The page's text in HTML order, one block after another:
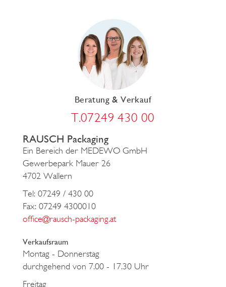
Beratung & Verkauf
T.07249 430 00
RAUSCH Packaging
Ein Bereich der MEDEWO GmbH
Gewerbepark Mauer 26
4702 Wallern
Tel: 07249 / 430 00
Fax: 07249 4300010
office@rausch-packaging.at
Verkaufsraum
Montag - Donnerstag
durchgehend von 7.00 - 17.30 Uhr
Freitag